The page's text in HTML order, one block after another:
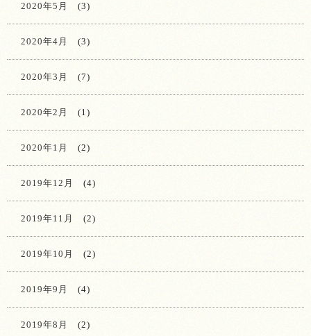
2020年5月 (3)
2020年4月 (3)
2020年3月 (7)
2020年2月 (1)
2020年1月 (2)
2019年12月 (4)
2019年11月 (2)
2019年10月 (2)
2019年9月 (4)
2019年8月 (2)